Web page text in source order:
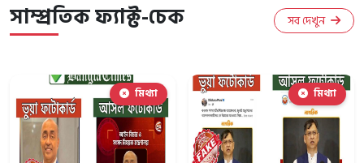
সাম্প্রতিক ফ্যাক্ট-চেক সব দেখুন
মিথ্যা মিথ্যা